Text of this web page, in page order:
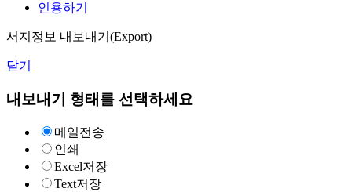
인용하기
서지정보 내보내기(Export)
닫기
내보내기 형태를 선택하세요
메일전송
인쇄
Excel저장
Text저장